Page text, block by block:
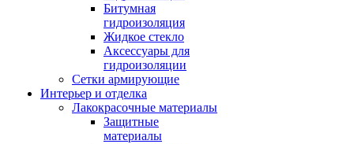
Битумная
гидроизоляция
Жидкое стекло
Аксессуары для
гидроизоляции
Сетки армирующие
Интерьер и отделка
Лакокрасочные материалы
Защитные
материалы